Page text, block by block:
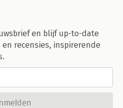
en blijf up-to-date
recensies, inspirerende